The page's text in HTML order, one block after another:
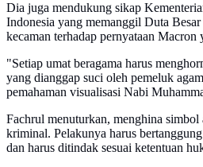
Dia juga mendukung sikap
Indonesia yang memanggil Duta
kecaman terhadap pernyataan
"Setiap umat beragama harus
yang dianggap suci oleh pemeluk
pemahaman visualisasi Nabi
Fachrul menuturkan, menghina simbol
kriminal. Pelakunya harus
dan harus ditindak sesuai ketentuan